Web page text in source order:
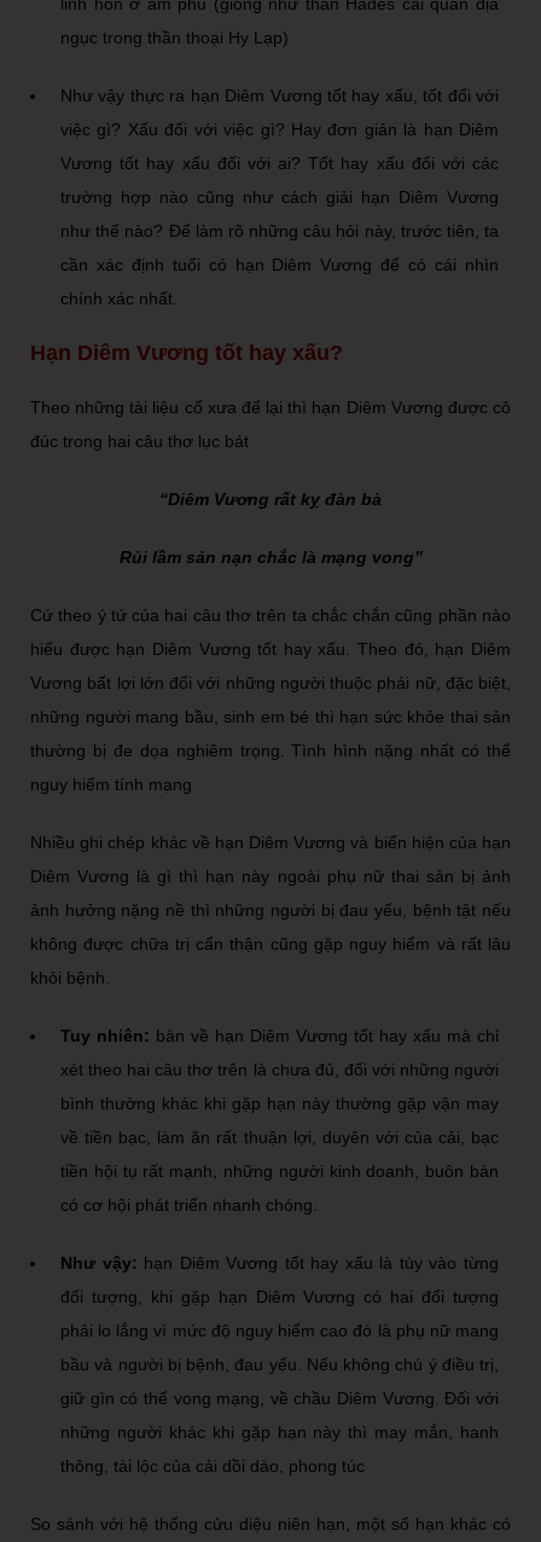
ngục trong thần thoại Hy Lạp)
Như vậy thực ra hạn Diêm Vương tốt hay xấu, tốt đối với
việc gì? Xấu đối với việc gì? Hay đơn giản là hạn Diêm
Vương tốt hay xấu đối với ai? Tốt hay xấu đối với các
trường hợp nào cũng như cách giải hạn Diêm Vương
như thế nào? Để làm rõ những câu hỏi này, trước tiên, ta
cần xác định tuổi có hạn Diêm Vương để có cái nhìn
chính xác nhất.
Hạn Diêm Vương tốt hay xấu?
Theo những tài liệu cổ xưa để lại thì hạn Diêm Vương được cô
đúc trong hai câu thơ lục bát
“Diêm Vương rất kỵ đàn bà
Rủi lầm sản nạn chắc là mạng vong”
Cứ theo ý tứ của hai câu thơ trên ta chắc chắn cũng phần nào
hiểu được hạn Diêm Vương tốt hay xấu. Theo đó, hạn Diêm
Vương bất lợi lớn đối với những người thuộc phái nữ, đặc biệt,
những người mang bầu, sinh em bé thì hạn sức khỏe thai sản
thường bị đe dọa nghiêm trọng. Tình hình nặng nhất có thể
nguy hiểm tính mạng
Nhiều ghi chép khác về hạn Diêm Vương và biển hiện của hạn
Diêm Vương là gì thì hạn này ngoài phụ nữ thai sản bị ảnh
ảnh hưởng nặng nề thì những người bị đau yếu, bệnh tật nếu
không được chữa trị cẩn thận cũng gặp nguy hiểm và rất lâu
khỏi bệnh.
Tuy nhiên: bàn về hạn Diêm Vương tốt hay xấu mà chỉ
xét theo hai câu thơ trên là chưa đủ, đối với những người
bình thường khác khi gặp hạn này thường gặp vận may
về tiền bạc, làm ăn rất thuận lợi, duyên với của cải, bạc
tiền hội tụ rất mạnh, những người kinh doanh, buôn bán
có cơ hội phát triển nhanh chóng.
Như vậy: hạn Diêm Vương tốt hay xấu là tùy vào từng
đối tượng, khi gặp hạn Diêm Vương có hai đối tượng
phải lo lắng vì mức độ nguy hiểm cao đó là phụ nữ mang
bầu và người bị bệnh, đau yếu. Nếu không chú ý điều trị,
giữ gìn có thể vong mạng, về chầu Diêm Vương. Đối với
những người khác khi gặp hạn này thì may mắn, hanh
thông, tài lộc của cải dồi dào, phong túc
So sánh với hệ thống cửu diệu niên hạn, một số hạn khác có